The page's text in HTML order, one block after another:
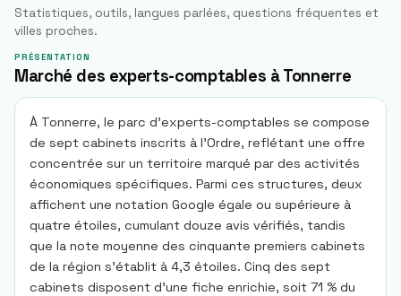
Statistiques, outils, langues parlées, questions fréquentes et
villes proches.
PRÉSENTATION
Marché des experts-comptables à Tonnerre
À Tonnerre, le parc d’experts-comptables se compose
de sept cabinets inscrits à l’Ordre, reflétant une offre
concentrée sur un territoire marqué par des activités
économiques spécifiques. Parmi ces structures, deux
affichent une notation Google égale ou supérieure à
quatre étoiles, cumulant douze avis vérifiés, tandis
que la note moyenne des cinquante premiers cabinets
de la région s’établit à 4,3 étoiles. Cinq des sept
cabinets disposent d’une fiche enrichie, soit 71 % du